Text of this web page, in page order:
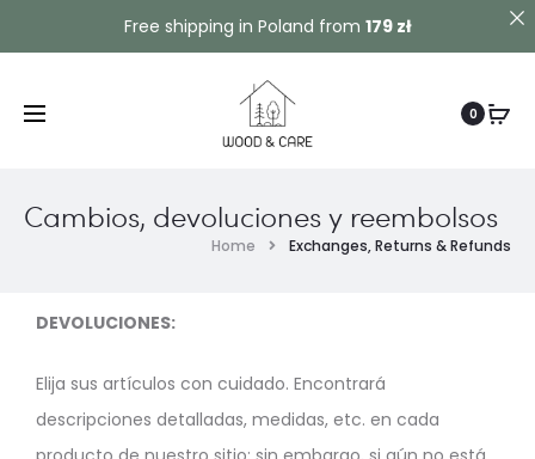
0
Cambios, devoluciones y reembolsos
Home Exchanges, Returns & Refunds
DEVOLUCIONES:
Elija sus artículos con cuidado. Encontrará
descripciones detalladas, medidas, etc. en cada
Free shipping in Poland from 179 zł
Contact us!